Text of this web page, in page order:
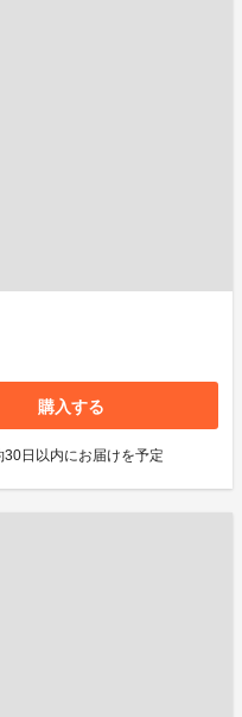
購入する
日以内にお届けを予定